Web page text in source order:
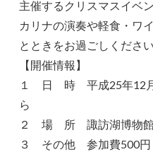
主催するクリスマスイベ
カリナの演奏や軽食・ワ
とときをお過ごしください
【開催情報】
１ 日 時 平成25年12月
ら
２ 場 所 諏訪湖博物館
３ その他 参加費500円